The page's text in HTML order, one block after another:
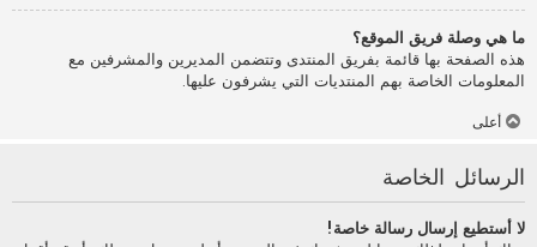
ما هي وصلة فريق الموقع؟
هذه الصفحة بها قائمة بفريق المنتدى وتتضمن المديرين والمشرفين مع
المعلومات الخاصة بهم المنتديات التي يشرفون عليها.
أعلى
الرسائل الخاصة
لا أستطيع إرسال رسالة خاصة!